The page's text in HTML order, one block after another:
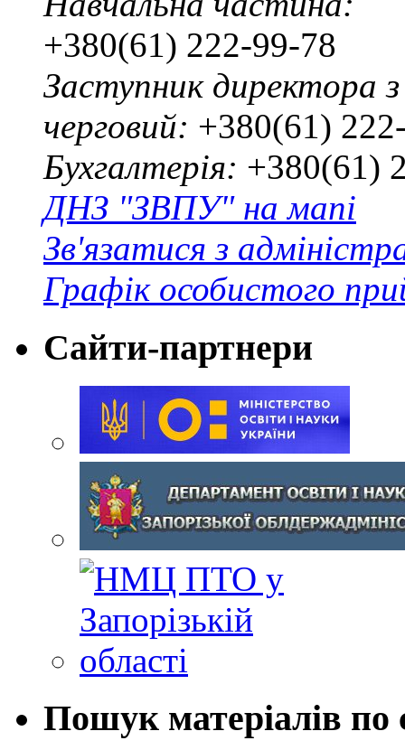
+380(61) 222-99-78
Заступник директора
черговий: +380(61)
Бухгалтерія: +380(61)
ДНЗ "ЗВПУ" на мапі
Зв'язатися з
Графік особистого
Сайти-партнери
Пошук матеріалів по